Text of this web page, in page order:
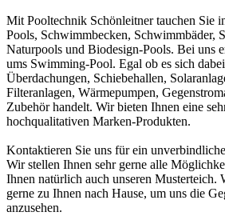
Mit Pooltechnik Schönleitner tauchen Sie
Pools, Schwimmbecken, Schwimmbäder,
Naturpools und Biodesign-Pools. Bei uns
ums Swimming-Pool. Egal ob es sich
Überdachungen, Schiebehallen,
Filteranlagen, Wärmepumpen,
Zubehör handelt. Wir bieten Ihnen eine
hochqualitativen Marken-Produkten.
Kontaktieren Sie uns für ein
Wir stellen Ihnen sehr gerne alle
Ihnen natürlich auch unseren Musterteich.
gerne zu Ihnen nach Hause, um uns die
anzusehen.